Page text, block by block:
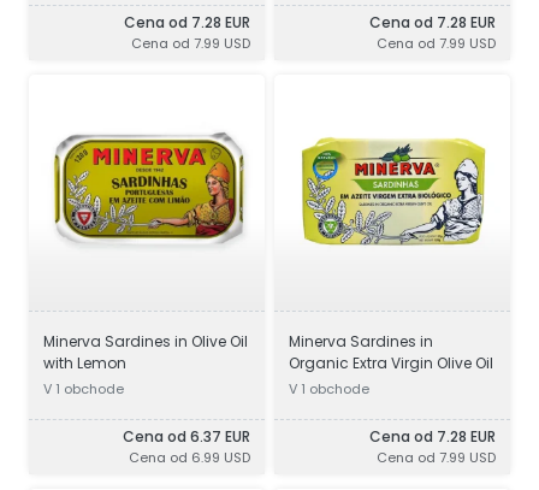
Cena od 7.28 EUR
Cena od 7.99 USD
Cena od 7.28 EUR
Cena od 7.99 USD
Minerva Sardines in Olive Oil
with Lemon
V 1 obchode
Cena od 6.37 EUR
Cena od 6.99 USD
Minerva Sardines in
Organic Extra Virgin Olive Oil
V 1 obchode
Cena od 7.28 EUR
Cena od 7.99 USD